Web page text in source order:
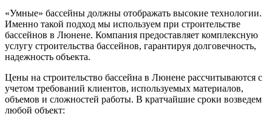
«Умные» бассейны должны отображать высокие технологии.
Именно такой подход мы используем при строительстве
бассейнов в Люнене. Компания предоставляет комплексную
услугу строительства бассейнов, гарантируя долговечность,
надежность объекта.
Цены на строительство бассейна в Люнене рассчитываются с
учетом требований клиентов, используемых материалов,
объемов и сложностей работы. В кратчайшие сроки возведем
любой объект: